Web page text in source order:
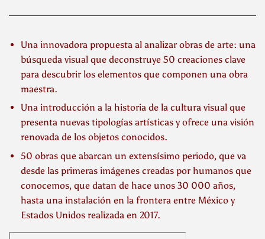
Una innovadora propuesta al analizar obras de arte: una
búsqueda visual que deconstruye 50 creaciones clave
para descubrir los elementos que componen una obra
maestra.
Una introducción a la historia de la cultura visual que
presenta nuevas tipologías artísticas y ofrece una visión
renovada de los objetos conocidos.
50 obras que abarcan un extensísimo periodo, que va
desde las primeras imágenes creadas por humanos que
conocemos, que datan de hace unos 30 000 años,
hasta una instalación en la frontera entre México y
Estados Unidos realizada en 2017.